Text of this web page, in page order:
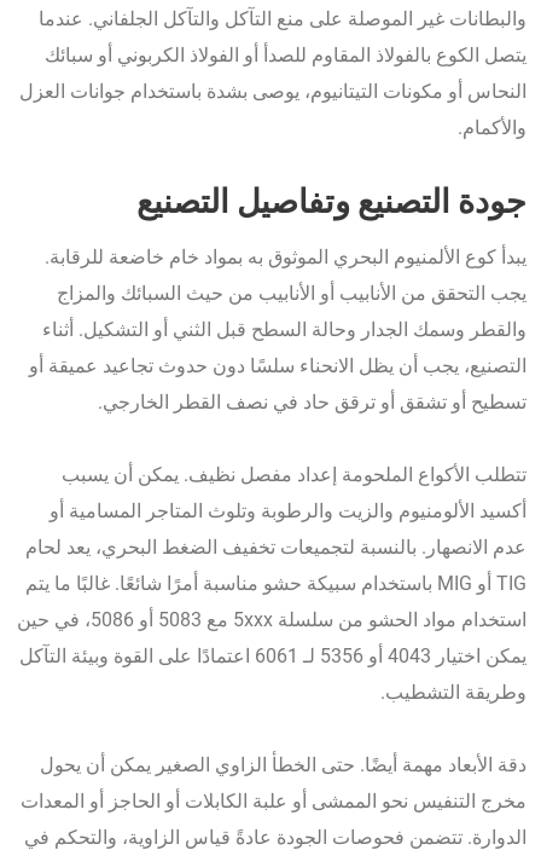
والبطانات غير الموصلة على منع التآكل والتآكل الجلفاني. عندما
يتصل الكوع بالفولاذ المقاوم للصدأ أو الفولاذ الكربوني أو سبائك
النحاس أو مكونات التيتانيوم، يوصى بشدة باستخدام جوانات العزل
والأكمام.
جودة التصنيع وتفاصيل التصنيع
يبدأ كوع الألمنيوم البحري الموثوق به بمواد خام خاضعة للرقابة.
يجب التحقق من الأنابيب أو الأنابيب من حيث السبائك والمزاج
والقطر وسمك الجدار وحالة السطح قبل الثني أو التشكيل. أثناء
التصنيع، يجب أن يظل الانحناء سلسًا دون حدوث تجاعيد عميقة أو
تسطيح أو تشقق أو ترقق حاد في نصف القطر الخارجي.
تتطلب الأكواع الملحومة إعداد مفصل نظيف. يمكن أن يسبب
أكسيد الألومنيوم والزيت والرطوبة وتلوث المتاجر المسامية أو
عدم الانصهار. بالنسبة لتجميعات تخفيف الضغط البحري، يعد لحام
TIG أو MIG باستخدام سبيكة حشو مناسبة أمرًا شائعًا. غالبًا ما يتم
استخدام مواد الحشو من سلسلة 5xxx مع 5083 أو 5086، في حين
يمكن اختيار 4043 أو 5356 لـ 6061 اعتمادًا على القوة وبيئة التآكل
وطريقة التشطيب.
دقة الأبعاد مهمة أيضًا. حتى الخطأ الزاوي الصغير يمكن أن يحول
مخرج التنفيس نحو الممشى أو علبة الكابلات أو الحاجز أو المعدات
الدوارة. تتضمن فحوصات الجودة عادةً قياس الزاوية، والتحكم في